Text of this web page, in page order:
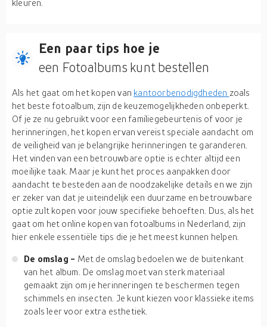
kleuren.
Een paar tips hoe je
een Fotoalbums kunt bestellen
Als het gaat om het kopen van kantoorbenodigdheden zoals
het beste fotoalbum, zijn de keuzemogelijkheden onbeperkt.
Of je ze nu gebruikt voor een familiegebeurtenis of voor je
herinneringen, het kopen ervan vereist speciale aandacht om
de veiligheid van je belangrijke herinneringen te garanderen.
Het vinden van een betrouwbare optie is echter altijd een
moeilijke taak. Maar je kunt het proces aanpakken door
aandacht te besteden aan de noodzakelijke details en we zijn
er zeker van dat je uiteindelijk een duurzame en betrouwbare
optie zult kopen voor jouw specifieke behoeften. Dus, als het
gaat om het online kopen van fotoalbums in Nederland, zijn
hier enkele essentiële tips die je het meest kunnen helpen.
De omslag - Met de omslag bedoelen we de buitenkant
van het album. De omslag moet van sterk materiaal
gemaakt zijn om je herinneringen te beschermen tegen
schimmels en insecten. Je kunt kiezen voor klassieke items
zoals leer voor extra esthetiek.